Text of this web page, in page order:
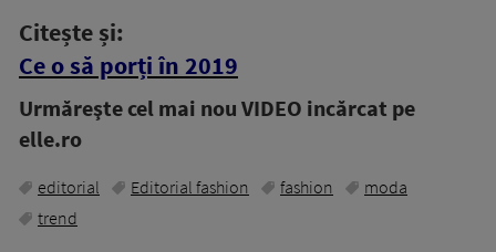
Citește și:
Ce o să porți în 2019
Urmăreşte cel mai nou VIDEO incărcat pe
elle.ro
editorial Editorial fashion fashion
moda
trend